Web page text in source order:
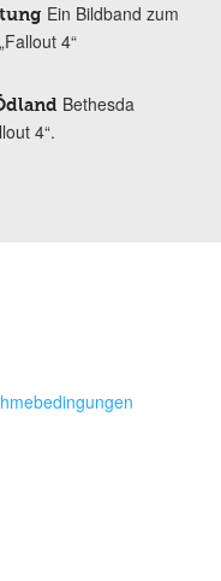
Ein Bildband zum
4“
Bethesda
4“.